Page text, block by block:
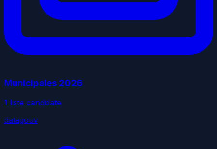
Municipales 2026
1 liste candidate
datagouv